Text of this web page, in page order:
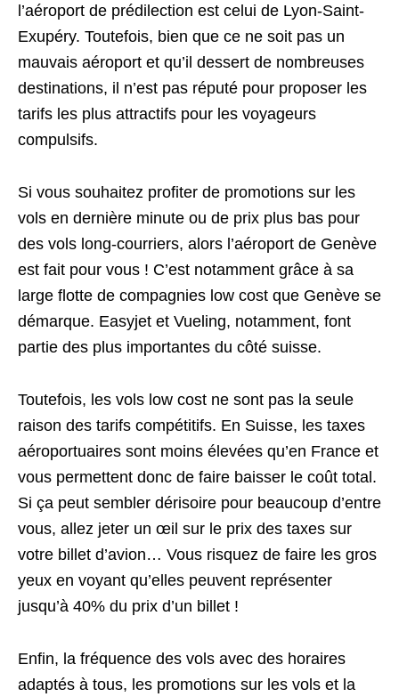
l’aéroport de prédilection est celui de Lyon-Saint-
Exupéry. Toutefois, bien que ce ne soit pas un
mauvais aéroport et qu’il dessert de nombreuses
destinations, il n’est pas réputé pour proposer les
tarifs les plus attractifs pour les voyageurs
compulsifs.
Si vous souhaitez profiter de promotions sur les
vols en dernière minute ou de prix plus bas pour
des vols long-courriers, alors l’aéroport de Genève
est fait pour vous ! C’est notamment grâce à sa
large flotte de compagnies low cost que Genève se
démarque. Easyjet et Vueling, notamment, font
partie des plus importantes du côté suisse.
Toutefois, les vols low cost ne sont pas la seule
raison des tarifs compétitifs. En Suisse, les taxes
aéroportuaires sont moins élevées qu’en France et
vous permettent donc de faire baisser le coût total.
Si ça peut sembler dérisoire pour beaucoup d’entre
vous, allez jeter un œil sur le prix des taxes sur
votre billet d’avion… Vous risquez de faire les gros
yeux en voyant qu’elles peuvent représenter
jusqu’à 40% du prix d’un billet !
Enfin, la fréquence des vols avec des horaires
adaptés à tous, les promotions sur les vols et la